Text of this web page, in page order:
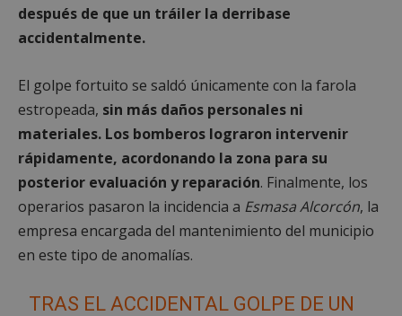
después de que un tráiler la derribase
accidentalmente.
El golpe fortuito se saldó únicamente con la farola
estropeada, sin más daños personales ni
materiales. Los bomberos lograron intervenir
rápidamente, acordonando la zona para su
posterior evaluación y reparación. Finalmente, los
operarios pasaron la incidencia a Esmasa Alcorcón, la
empresa encargada del mantenimiento del municipio
en este tipo de anomalías.
TRAS EL ACCIDENTAL GOLPE DE UN